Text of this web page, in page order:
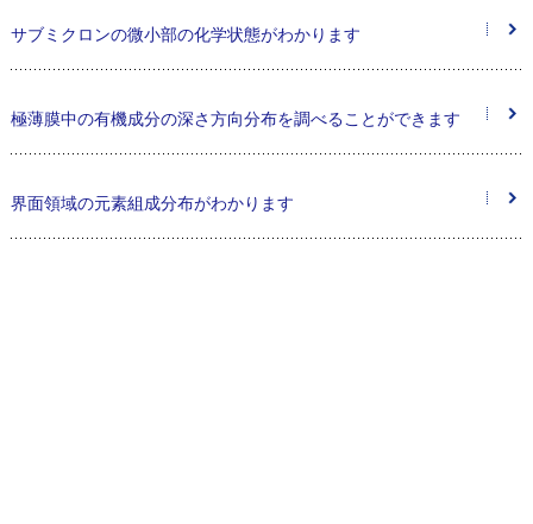
サブミクロンの微小部の化学状態がわかります
極薄膜中の有機成分の深さ方向分布を調べることができます
界面領域の元素組成分布がわかります